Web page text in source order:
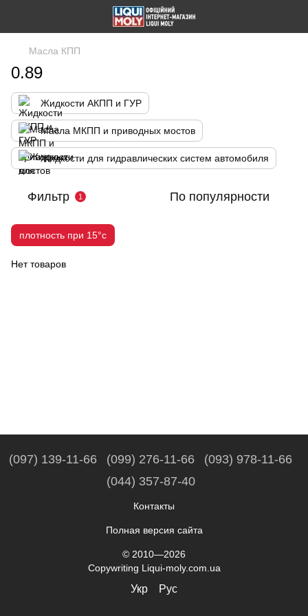
Масла КПП
0.89
Жидкости АКПП и ГУР
Масла МКПП и приводных мостов
Жидкости для гидравлических систем автомобиля
Фильтр 1 По популярности
плотность при 15°c
Нет товаров
(097) 139-11-66 (099) 276-11-66
(093) 978-11-66
(044) 357-87-40
Контакты
Полная версия сайта
© 2010—2026
Copywriting Liqui-moly.com.ua
Укр Рус